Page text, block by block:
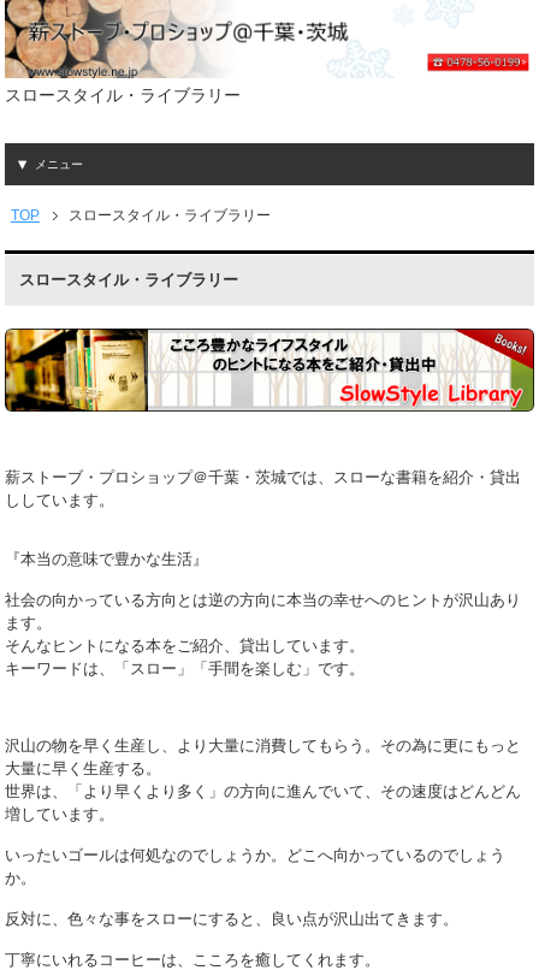
スロースタイル・ライブラリー
メニュー
TOP スロースタイル・ライブラリー
スロースタイル・ライブラリー
薪ストーブ・プロショップ＠千葉・茨城では、スローな書籍を紹介・貸出
ししています。
『本当の意味で豊かな生活』
社会の向かっている方向とは逆の方向に本当の幸せへのヒントが沢山あり
ます。
そんなヒントになる本をご紹介、貸出しています。
キーワードは、「スロー」「手間を楽しむ」です。
沢山の物を早く生産し、より大量に消費してもらう。その為に更にもっと
大量に早く生産する。
世界は、「より早くより多く」の方向に進んでいて、その速度はどんどん
増しています。
いったいゴールは何処なのでしょうか。どこへ向かっているのでしょう
か。
反対に、色々な事をスローにすると、良い点が沢山出てきます。
丁寧にいれるコーヒーは、こころを癒してくれます。